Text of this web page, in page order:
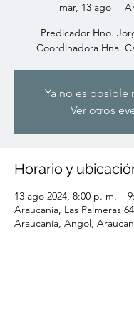
mar, 13 ago
  |
Predicador Hno.
Coordinadora Hna.
Ya no es posible
Ver otros
Horario y
13 ago 2024, 8:00 p. m. –
Araucanía, Las Palmeras
Araucanía, Angol,